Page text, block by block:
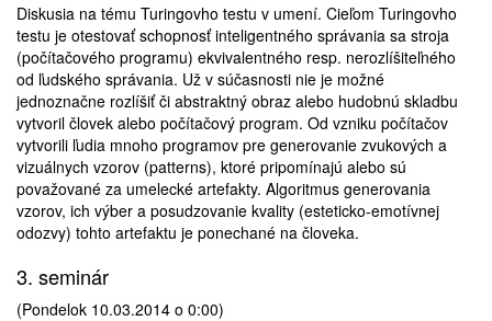
Diskusia na tému Turingovho testu v umení. Cieľom Turingovho
testu je otestovať schopnosť inteligentného správania sa stroja
(počítačového programu) ekvivalentného resp. nerozlíšiteľného
od ľudského správania. Už v súčasnosti nie je možné
jednoznačne rozlíšiť či abstraktný obraz alebo hudobnú skladbu
vytvoril človek alebo počítačový program. Od vzniku počítačov
vytvorili ľudia mnoho programov pre generovanie zvukových a
vizuálnych vzorov (patterns), ktoré pripomínajú alebo sú
považované za umelecké artefakty. Algoritmus generovania
vzorov, ich výber a posudzovanie kvality (esteticko-emotívnej
odozvy) tohto artefaktu je ponechané na človeka.
3. seminár
(Pondelok 10.03.2014 o 0:00)